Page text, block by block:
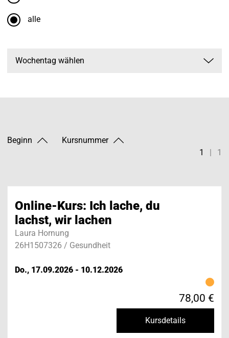
alle
Beginn
Kursnummer
1
| 1
Online-Kurs: Ich lache, du
lachst, wir lachen
Laura Hornung
26H1507326 / Gesundheit
Do., 17.09.2026 - 10.12.2026
78,00 €
Kursdetails